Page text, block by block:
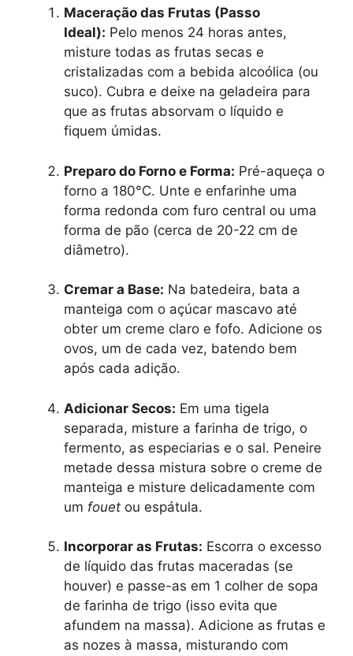
Maceração das Frutas (Passo
Ideal): Pelo menos 24 horas antes,
misture todas as frutas secas e
cristalizadas com a bebida alcoólica (ou
suco). Cubra e deixe na geladeira para
que as frutas absorvam o líquido e
fiquem úmidas.
Preparo do Forno e Forma: Pré-aqueça o
forno a 180°C. Unte e enfarinhe uma
forma redonda com furo central ou uma
forma de pão (cerca de 20-22 cm de
diâmetro).
Cremar a Base: Na batedeira, bata a
manteiga com o açúcar mascavo até
obter um creme claro e fofo. Adicione os
ovos, um de cada vez, batendo bem
após cada adição.
Adicionar Secos: Em uma tigela
separada, misture a farinha de trigo, o
fermento, as especiarias e o sal. Peneire
metade dessa mistura sobre o creme de
manteiga e misture delicadamente com
um fouet ou espátula.
Incorporar as Frutas: Escorra o excesso
de líquido das frutas maceradas (se
houver) e passe-as em 1 colher de sopa
de farinha de trigo (isso evita que
afundem na massa). Adicione as frutas e
as nozes à massa, misturando com